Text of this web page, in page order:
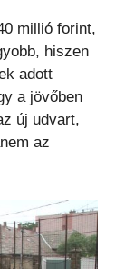
millió forint,
hiszen
adott
a jövőben
új udvart,
az